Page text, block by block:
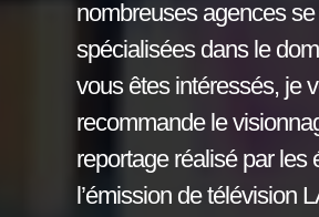
nombreuses agences
spécialisées dans le
vous êtes intéressés, je
recommande le
reportage réalisé par les
l’émission de télévision